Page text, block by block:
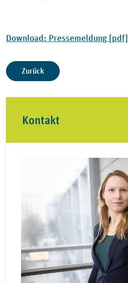
Download: Pressemeldung [pdf]
Zurück
Kontakt